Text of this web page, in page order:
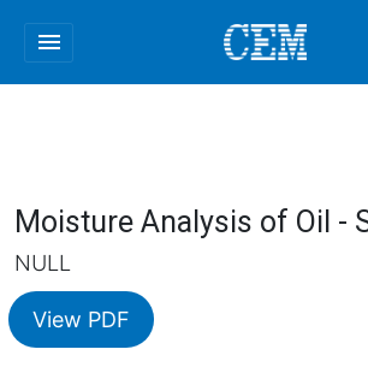
menu
Moisture Analysis of Oil -
NULL
View PDF